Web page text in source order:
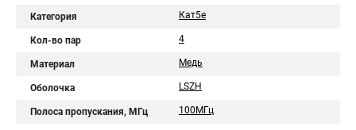
Категория Кат5е
Кол-во пар 4
Материал Медь
Оболочка LSZH
Полоса пропускания, МГц 100МГц